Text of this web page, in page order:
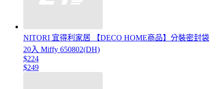
NITORI 宜得利家居 【DECO HOME商品】分裝密封袋
20入 Miffy 650802(DH)
$224
$249